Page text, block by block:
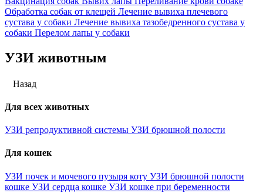
Обработка собак от клещей Лечение вывиха плечевого
сустава у собаки Лечение вывиха тазобедренного сустава у
собаки Перелом лапы у собаки
УЗИ животным
Назад
Для всех животных
УЗИ репродуктивной системы УЗИ брюшной полости
Для кошек
УЗИ почек и мочевого пузыря коту УЗИ брюшной полости
кошке УЗИ сердца кошке УЗИ кошке при беременности